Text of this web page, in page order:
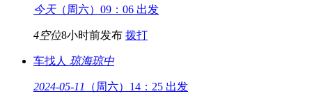
今天（周六）09：06 出发
4空位8小时前发布 拨打
车找人 琼海琼中
2024-05-11 （周六）14：25 出发